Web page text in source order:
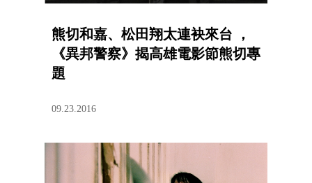
熊切和嘉、松田翔太連袂來台 ，
《異邦警察》揭高雄電影節熊切專
題
09.23.2016